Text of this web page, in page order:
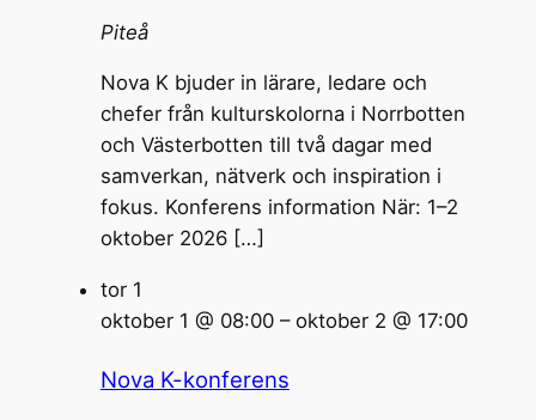
Piteå
Nova K bjuder in lärare, ledare och
chefer från kulturskolorna i Norrbotten
och Västerbotten till två dagar med
samverkan, nätverk och inspiration i
fokus. Konferens information När: 1–2
oktober 2026 […]
tor 1
oktober 1 @ 08:00– oktober 2 @ 17:00
Nova K-konferens